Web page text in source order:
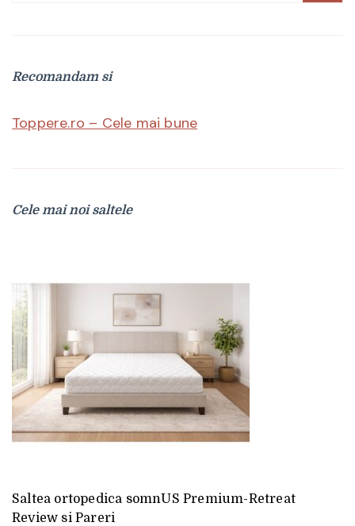
Recomandam si
Toppere.ro – Cele mai bune
Cele mai noi saltele
Saltea ortopedica somnUS Premium-Retreat
Review si Pareri